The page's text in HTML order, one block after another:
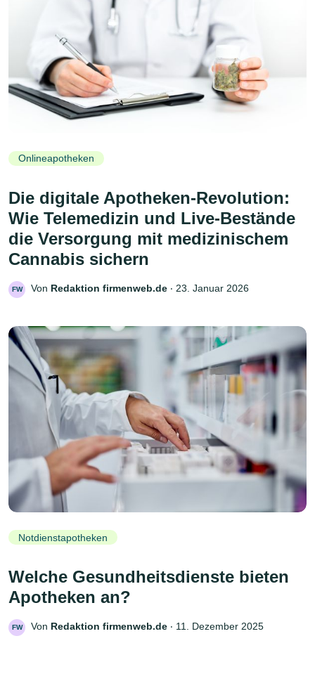
Onlineapotheken
Die digitale Apotheken-Revolution:
Wie Telemedizin und Live-Bestände
die Versorgung mit medizinischem
Cannabis sichern
FW Von Redaktion firmenweb.de ‧ 23. Januar 2026
Notdienstapotheken
Welche Gesundheitsdienste bieten
Apotheken an?
FW Von Redaktion firmenweb.de ‧ 11. Dezember 2025